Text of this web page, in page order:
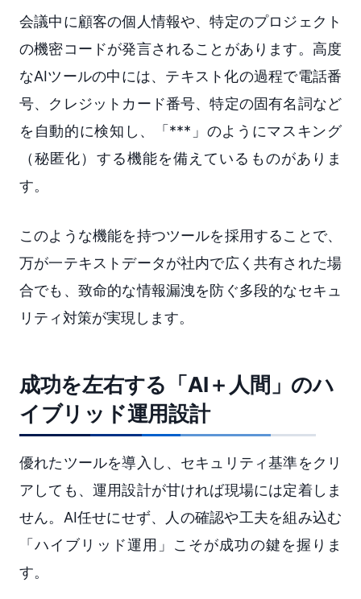
会議中に顧客の個人情報や、特定のプロジェクト
の機密コードが発言されることがあります。高度
なAIツールの中には、テキスト化の過程で電話番
号、クレジットカード番号、特定の固有名詞など
を自動的に検知し、「***」のようにマスキング
（秘匿化）する機能を備えているものがありま
す。
このような機能を持つツールを採用することで、
万が一テキストデータが社内で広く共有された場
合でも、致命的な情報漏洩を防ぐ多段的なセキュ
リティ対策が実現します。
成功を左右する「AI＋人間」のハ
イブリッド運用設計
優れたツールを導入し、セキュリティ基準をクリ
アしても、運用設計が甘ければ現場には定着しま
せん。AI任せにせず、人の確認や工夫を組み込む
「ハイブリッド運用」こそが成功の鍵を握りま
す。